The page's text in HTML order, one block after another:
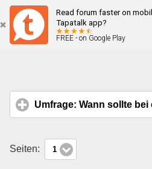
Read forum faster on
Tapatalk app?
FREE - on Google Play
Öl-/
Seiten: 1